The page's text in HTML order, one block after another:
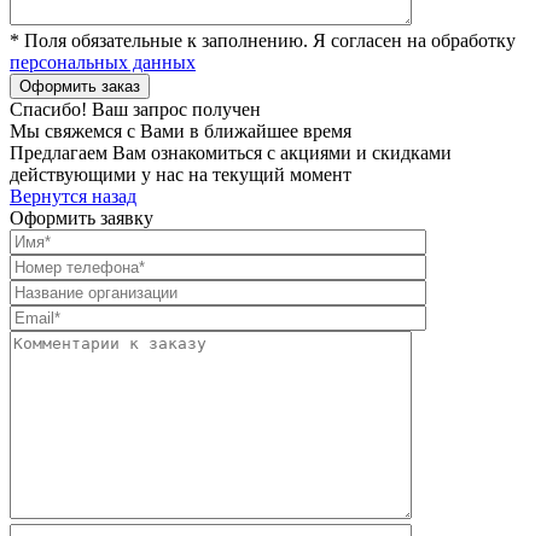
* Поля обязательные к заполнению. Я согласен на обработку
персональных данных
Спасибо! Ваш запрос получен
Мы свяжемся с Вами в ближайшее время
Предлагаем Вам ознакомиться с акциями и скидками
действующими у нас на текущий момент
Вернутся назад
Оформить заявку